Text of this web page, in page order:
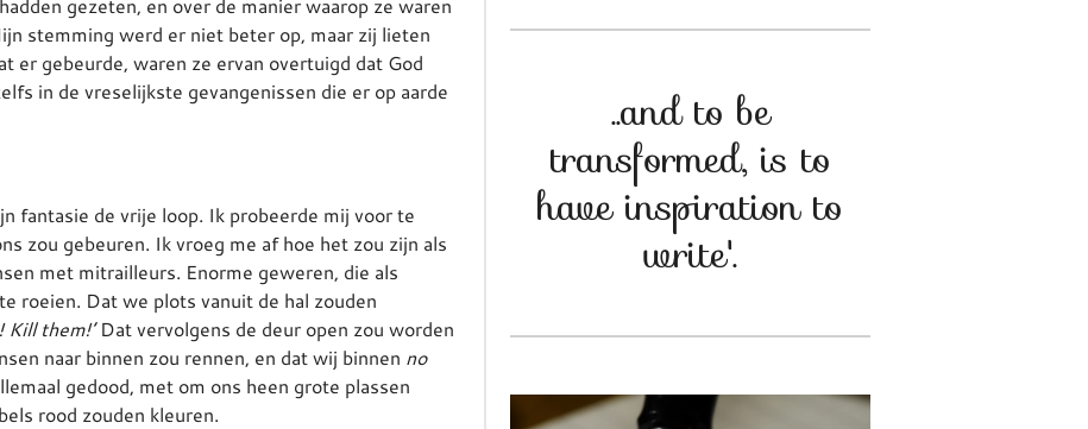
stemming werd er niet beter op, maar zij lieten
er gebeurde, waren ze ervan overtuigd dat God
in de vreselijkste gevangenissen die er op aarde
fantasie de vrije loop. Ik probeerde mij voor te
zou gebeuren. Ik vroeg me af hoe het zou zijn als
met mitrailleurs. Enorme geweren, die als
roeien. Dat we plots vanuit de hal zouden
Kill them!’Dat vervolgens de deur open zou worden
naar binnen zou rennen, en dat wij binnen no
gedood, met om ons heen grote plassen
rood zouden kleuren.
..and to be
transformed, is to
have inspiration to
write'.